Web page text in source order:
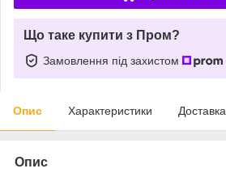
Що таке купити з Пром?
Замовлення під захистом
Опис Характеристики Доставка
Опис